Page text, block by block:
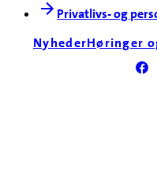
Privatlivs- og
NyhederHøringer